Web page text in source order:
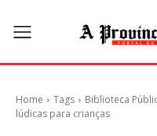
Home Tags
Biblioteca
lúdicas para crianças